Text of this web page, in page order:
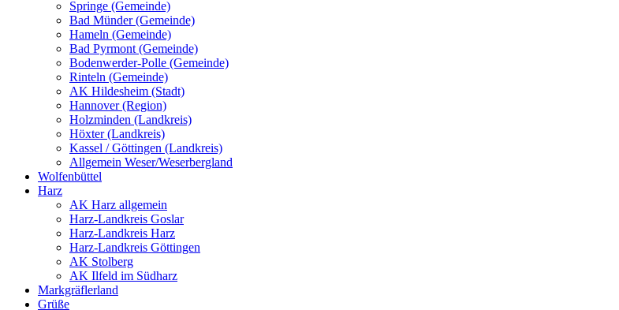
Springe (Gemeinde)
Bad Münder (Gemeinde)
Hameln (Gemeinde)
Bad Pyrmont (Gemeinde)
Bodenwerder-Polle (Gemeinde)
Rinteln (Gemeinde)
AK Hildesheim (Stadt)
Hannover (Region)
Holzminden (Landkreis)
Höxter (Landkreis)
Kassel / Göttingen (Landkreis)
Allgemein Weser/Weserbergland
Wolfenbüttel
Harz
AK Harz allgemein
Harz-Landkreis Goslar
Harz-Landkreis Harz
Harz-Landkreis Göttingen
AK Stolberg
AK Ilfeld im Südharz
Markgräflerland
Grüße